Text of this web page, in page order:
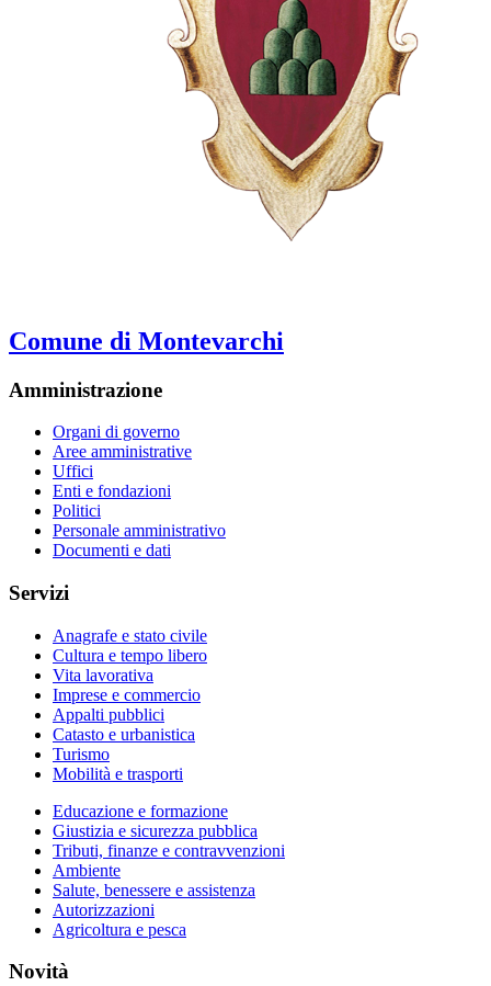
Comune di Montevarchi
Amministrazione
Organi di governo
Aree amministrative
Uffici
Enti e fondazioni
Politici
Personale amministrativo
Documenti e dati
Servizi
Anagrafe e stato civile
Cultura e tempo libero
Vita lavorativa
Imprese e commercio
Appalti pubblici
Catasto e urbanistica
Turismo
Mobilità e trasporti
Educazione e formazione
Giustizia e sicurezza pubblica
Tributi, finanze e contravvenzioni
Ambiente
Salute, benessere e assistenza
Autorizzazioni
Agricoltura e pesca
Novità